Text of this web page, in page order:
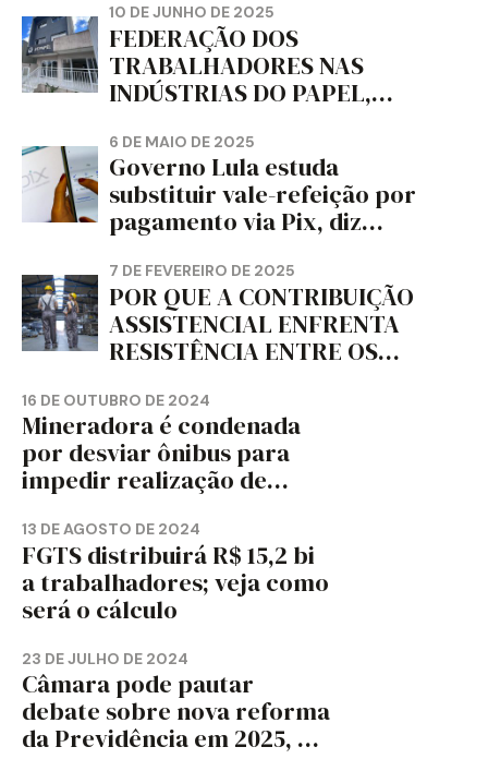
MUNDO, DIZ FITCH
10 DE JUNHO DE 2025
FEDERAÇÃO DOS
TRABALHADORES NAS
INDÚSTRIAS DO PAPEL,
CORTIÇA E ARTEFATOS DE
PAPEL DO ESTADO DO
PARANÁ – FETRAPEL-PR
6 DE MAIO DE 2025
Governo Lula estuda
substituir vale-refeição por
pagamento via Pix, diz
7 DE FEVEREIRO DE 2025
POR QUE A CONTRIBUIÇÃO
ASSISTENCIAL ENFRENTA
RESISTÊNCIA ENTRE OS
16 DE OUTUBRO DE 2024
Mineradora é condenada
por desviar ônibus para
impedir realização de
13 DE AGOSTO DE 2024
FGTS distribuirá R$ 15,2 bi
a trabalhadores; veja como
será o cálculo
23 DE JULHO DE 2024
Câmara pode pautar
debate sobre nova reforma
da Previdência em 2025, diz